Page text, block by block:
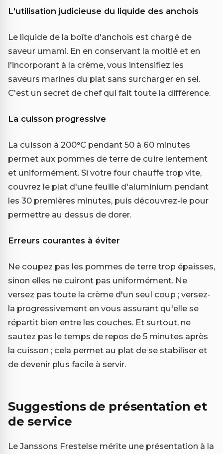
L'utilisation judicieuse du liquide des anchois
Le liquide de la boîte d'anchois est chargé de
saveur umami. En en conservant la moitié et en
l'incorporant à la crème, vous intensifiez les
saveurs marines du plat sans surcharger en sel.
C'est un secret de chef qui fait toute la différence.
La cuisson progressive
La cuisson à 200°C pendant 50 à 60 minutes
permet aux pommes de terre de cuire lentement
et uniformément. Si votre four chauffe trop vite,
couvrez le plat d'une feuille d'aluminium pendant
les 30 premières minutes, puis découvrez-le pour
permettre au dessus de dorer.
Erreurs courantes à éviter
Ne coupez pas les pommes de terre trop épaisses,
sinon elles ne cuiront pas uniformément. Ne
versez pas toute la crème d'un seul coup ; versez-
la progressivement en vous assurant qu'elle se
répartit bien entre les couches. Et surtout, ne
sautez pas le temps de repos de 5 minutes après
la cuisson ; cela permet au plat de se stabiliser et
de devenir plus facile à servir.
Suggestions de présentation et
de service
Le Janssons Frestelse mérite une présentation à la